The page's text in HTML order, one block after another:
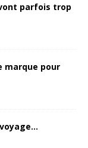
parfois trop
marque pour